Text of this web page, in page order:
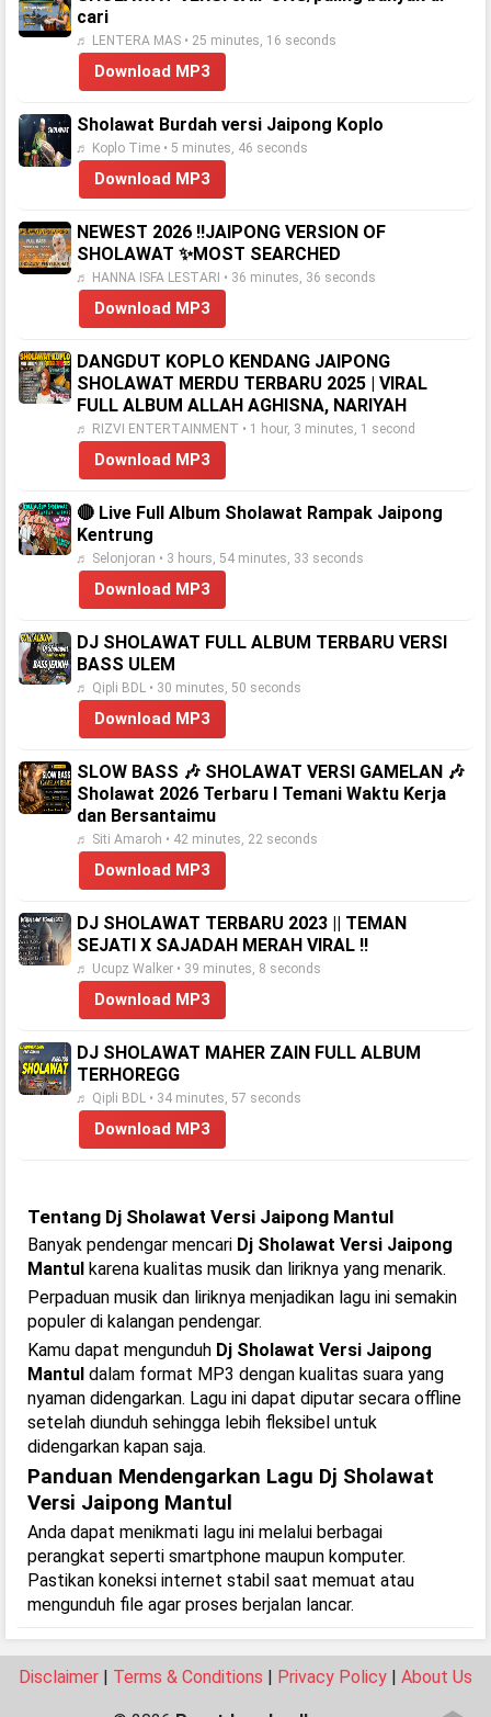
cari
♬ LENTERA MAS • 25 minutes, 16 seconds
Download MP3
Sholawat Burdah versi Jaipong Koplo
♬ Koplo Time • 5 minutes, 46 seconds
Download MP3
NEWEST 2026 ‼️JAIPONG VERSION OF
SHOLAWAT ✨️MOST SEARCHED
♬ HANNA ISFA LESTARI • 36 minutes, 36 seconds
Download MP3
DANGDUT KOPLO KENDANG JAIPONG
SHOLAWAT MERDU TERBARU 2025 | VIRAL
FULL ALBUM ALLAH AGHISNA, NARIYAH
♬ RIZVI ENTERTAINMENT • 1 hour, 3 minutes, 1 second
Download MP3
🔴 Live Full Album Sholawat Rampak Jaipong
Kentrung
♬ Selonjoran • 3 hours, 54 minutes, 33 seconds
Download MP3
DJ SHOLAWAT FULL ALBUM TERBARU VERSI
BASS ULEM
♬ Qipli BDL • 30 minutes, 50 seconds
Download MP3
SLOW BASS 🎶 SHOLAWAT VERSI GAMELAN 🎶
Sholawat 2026 Terbaru l Temani Waktu Kerja
dan Bersantaimu
♬ Siti Amaroh • 42 minutes, 22 seconds
Download MP3
DJ SHOLAWAT TERBARU 2023 || TEMAN
SEJATI X SAJADAH MERAH VIRAL !!
♬ Ucupz Walker • 39 minutes, 8 seconds
Download MP3
DJ SHOLAWAT MAHER ZAIN FULL ALBUM
TERHOREGG
♬ Qipli BDL • 34 minutes, 57 seconds
Download MP3
Tentang Dj Sholawat Versi Jaipong Mantul
Banyak pendengar mencari Dj Sholawat Versi Jaipong
Mantul karena kualitas musik dan liriknya yang menarik.
Perpaduan musik dan liriknya menjadikan lagu ini semakin
populer di kalangan pendengar.
Kamu dapat mengunduh Dj Sholawat Versi Jaipong
Mantul dalam format MP3 dengan kualitas suara yang
nyaman didengarkan. Lagu ini dapat diputar secara offline
setelah diunduh sehingga lebih fleksibel untuk
didengarkan kapan saja.
Panduan Mendengarkan Lagu Dj Sholawat
Versi Jaipong Mantul
Anda dapat menikmati lagu ini melalui berbagai
perangkat seperti smartphone maupun komputer.
Pastikan koneksi internet stabil saat memuat atau
mengunduh file agar proses berjalan lancar.
Disclaimer | Terms & Conditions | Privacy Policy | About Us